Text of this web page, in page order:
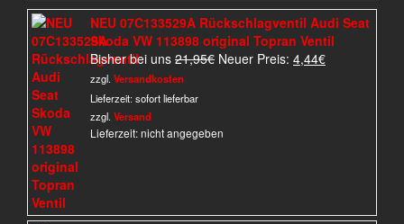
NEU 07C133529A Rückschlagventil Audi Seat
Skoda VW 113898 original Topran Ventil
Bisher bei uns 21,95€ Ursprünglicher
Neuer Preis: 4,44€Aktueller
zzgl. Versandkosten
Lieferzeit:sofort lieferbar
zzgl. Versand
Lieferzeit: nicht angegeben